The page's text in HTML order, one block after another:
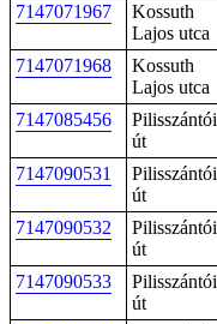
7147071967
Kossuth
Lajos utca
7147071968
Kossuth
Lajos utca
7147085456
Pilisszántói
út
7147090531
Pilisszántói
út
7147090532
Pilisszántói
út
7147090533
Pilisszántói
út